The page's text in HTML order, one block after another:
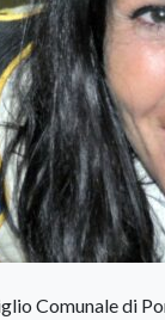
Comunale di